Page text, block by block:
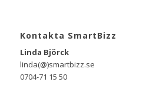
Kontakta SmartBizz
Linda Björck
linda(@)smartbizz.se
0704-71 15 50